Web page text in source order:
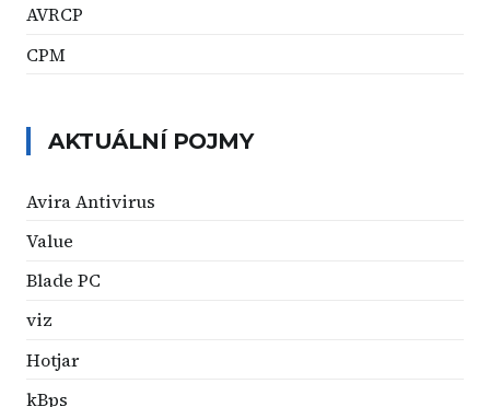
AVRCP
CPM
AKTUÁLNÍ POJMY
Avira Antivirus
Value
Blade PC
viz
Hotjar
kBps